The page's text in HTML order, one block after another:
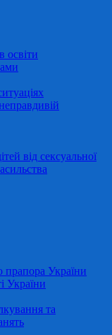
освіти
від сексуальної
України
України
та